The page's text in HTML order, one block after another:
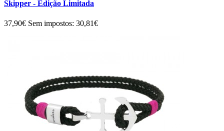
Skipper - Edição Limitada
37,90€ Sem impostos: 30,81€